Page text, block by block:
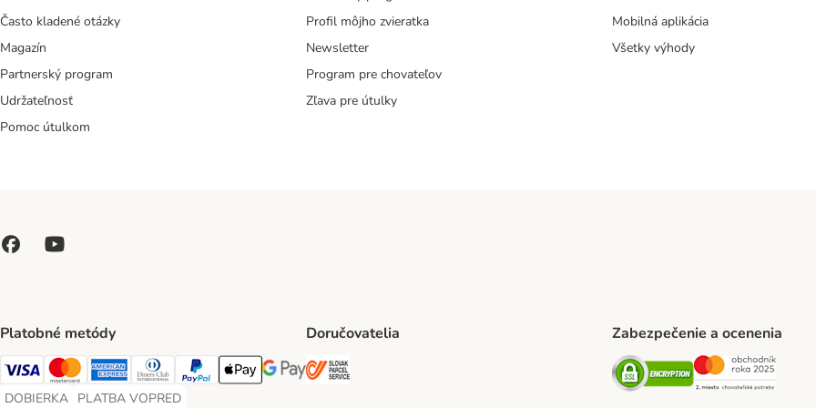
Často kladené otázky
Magazín
Partnerský program
Udržateľnosť
Pomoc útulkom
Profil môjho zvieratka
Newsletter
Program pre chovateľov
Zľava pre útulky
Mobilná aplikácia
Všetky výhody
Platobné metódy
Visa Payment Method
Mastercard Payment Method
American Express Payment Method
Diners Club Payment Method
PayPal Payment Method
Apple Pay Payment Method
Google Pay Payment Method
DOBIERKA PLATBA VOPRED
Doručovatelia Zabezpečenie a ocenenia
Security